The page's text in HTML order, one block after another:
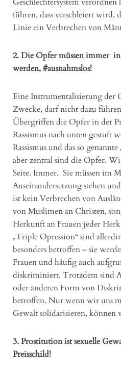
führen, dass verschleiert wird,
Linie ein Verbrechen von
2. Die Opfer müssen immer
werden, #ausnahmslos!
Eine Instrumentalisierung der
Zwecke, darf nicht dazu
Übergriffen die Opfer in der
Rassismus nach unten gestuft
Rassismus und das so
aber zentral sind die Opfer.
Seite. Immer. Sie müssen im
Auseinandersetzung stehen
ist kein Verbrechen von
von Muslimen an Christen,
Herkunft an Frauen jeder
„Triple Opression“ sind
besonders betroffen – sie
Frauen und häufig auch
diskriminiert. Trotzdem sind
oder anderen Form von
betroffen. Nur wenn wir uns
Gewalt solidarisieren, können
3. Prostitution ist sexuelle
Preisschild!